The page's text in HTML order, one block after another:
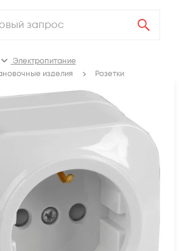
Электропитание
изделия
Розетки